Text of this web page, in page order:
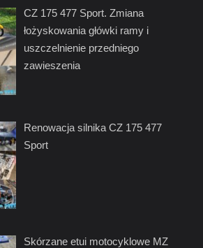
CZ 175 477 Sport. Zmiana
łożyskowania główki ramy i
uszczelnienie przedniego
zawieszenia
Renowacja silnika CZ 175 477
Sport
Skórzane etui motocyklowe MZ